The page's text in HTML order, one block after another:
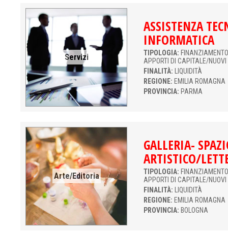
Servizi
ASSISTENZA
INFORMATICA
TIPOLOGIA:
APPORTI DI CAPITALE/NUOVI
FINALITÀ:
LIQUIDITÀ
REGIONE: EMILIA ROMAGNA
PROVINCIA: PARMA
Arte/Editoria
GALLERIA-
ARTISTICO/
TIPOLOGIA:
APPORTI DI CAPITALE/NUOVI
FINALITÀ:
LIQUIDITÀ
REGIONE: EMILIA ROMAGNA
PROVINCIA: BOLOGNA